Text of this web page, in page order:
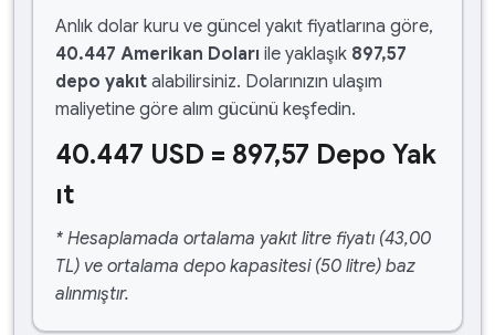
Anlık dolar kuru ve güncel yakıt fiyatlarına göre,
40.447 Amerikan Doları ile yaklaşık 897,57
depo yakıt alabilirsiniz. Dolarınızın ulaşım
maliyetine göre alım gücünü keşfedin.
40.447 USD = 897,57 Depo Yak
ıt
* Hesaplamada ortalama yakıt litre fiyatı (43,00
TL) ve ortalama depo kapasitesi (50 litre) baz
alınmıştır.